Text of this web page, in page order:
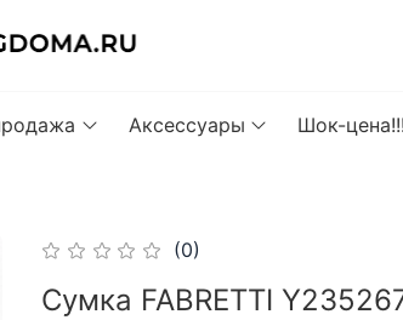
Аксессуары Шок-цена!!!
(0)
Сумка FABRETTI